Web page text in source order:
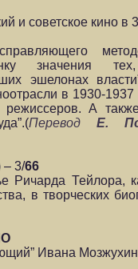
советское кино в
значения
эшелонах
в 1930-1937
А
ПереводЕ.
– 3/66
Ричарда
в творческих
Ивана